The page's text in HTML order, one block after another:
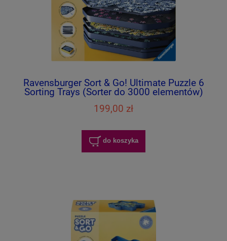
Ravensburger Sort & Go! Ultimate Puzzle 6
Sorting Trays (Sorter do 3000 elementów)
199,00 zł
do koszyka